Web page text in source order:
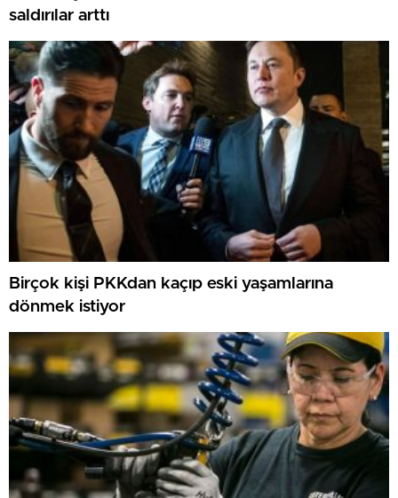
saldırılar arttı
Birçok kişi PKKdan kaçıp eski yaşamlarına
dönmek istiyor